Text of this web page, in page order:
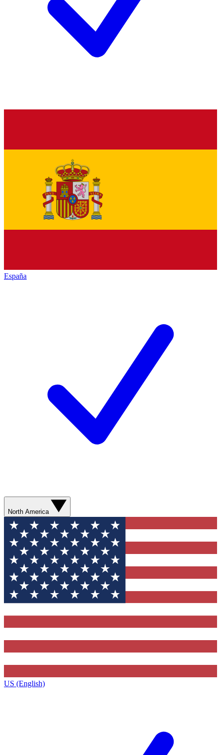
España
North America
US (English)